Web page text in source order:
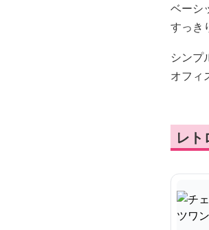
ベーシ
すっき
シンプ
オフィ
レ